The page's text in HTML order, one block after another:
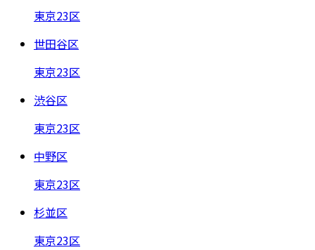
東京23区
世田谷区
東京23区
渋谷区
東京23区
中野区
東京23区
杉並区
東京23区